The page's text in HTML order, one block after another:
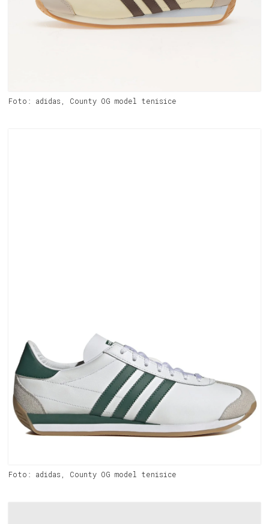
Foto: adidas, County OG model tenisice
Foto: adidas, County OG model tenisice